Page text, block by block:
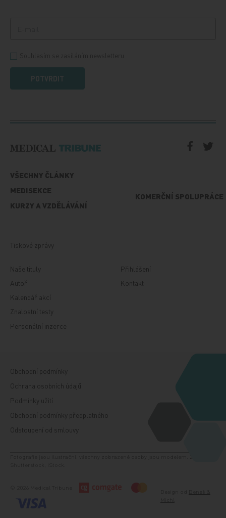
POTVRDIT
VŠECHNY ČLÁNKY
MEDISEKCE
KURZY A VZDĚLÁVÁNÍ
KOMERČNÍ SPOLUPRÁCE
Tiskové zprávy
Naše tituly
Autoři
Kalendář akcí
Znalostní testy
Personální inzerce
Přihlášení
Kontakt
Obchodní podmínky
Ochrana osobních údajů
Podmínky užití
Obchodní podmínky předplatného
Odstoupení od smlouvy